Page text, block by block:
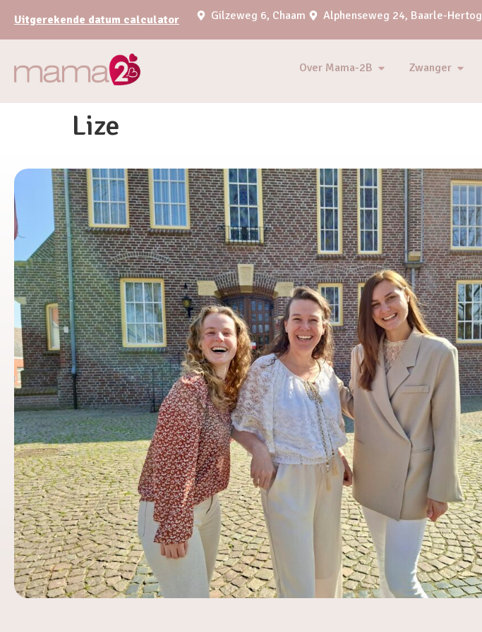
Uitgerekende datum calculator Gilzeweg 6, Chaam Alphenseweg 24, Baarle-Hertog
Over Mama-2B Zwanger
Lize